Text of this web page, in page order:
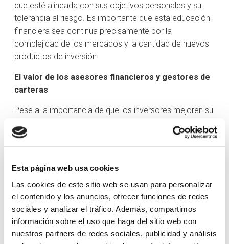
Esta página web usa cookies
Las cookies de este sitio web se usan para personalizar
el contenido y los anuncios, ofrecer funciones de redes
sociales y analizar el tráfico. Además, compartimos
información sobre el uso que haga del sitio web con
nuestros partners de redes sociales, publicidad y análisis
que esté alineada con sus objetivos personales y su
tolerancia al riesgo. Es importante que esta educación
financiera sea continua precisamente por la
complejidad de los mercados y la cantidad de nuevos
productos de inversión.
El valor de los asesores financieros y gestores de
carteras
Pese a la importancia de que los inversores mejoren su
reconocer el papel que desempeñamos los
profesionales de la inversión, como asesores
conocimiento técnico, necesario para navegar por los
mercados financieros, sino porque ofrecemos una
perspectiva objetiva y estratégica.
Los asesores financieros y gestores de carteras no
solo ayudamos a diseñar una estrategia de inversión